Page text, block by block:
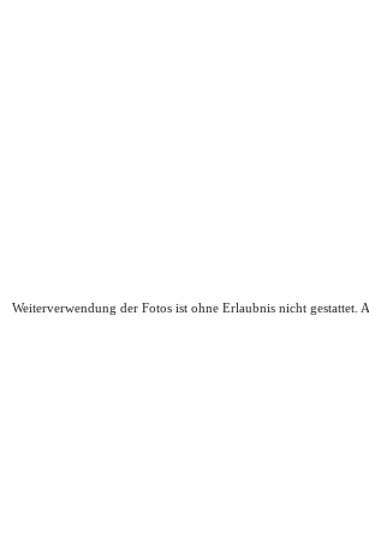
Weiterverwendung der Fotos ist ohne Erlaubnis nicht gestattet.